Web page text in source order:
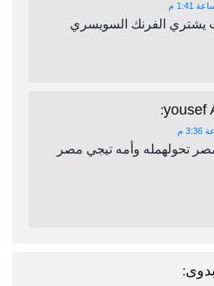
الفرنك السويسري
yousef
:
تحولهمله وأمه تيجي مصر
: